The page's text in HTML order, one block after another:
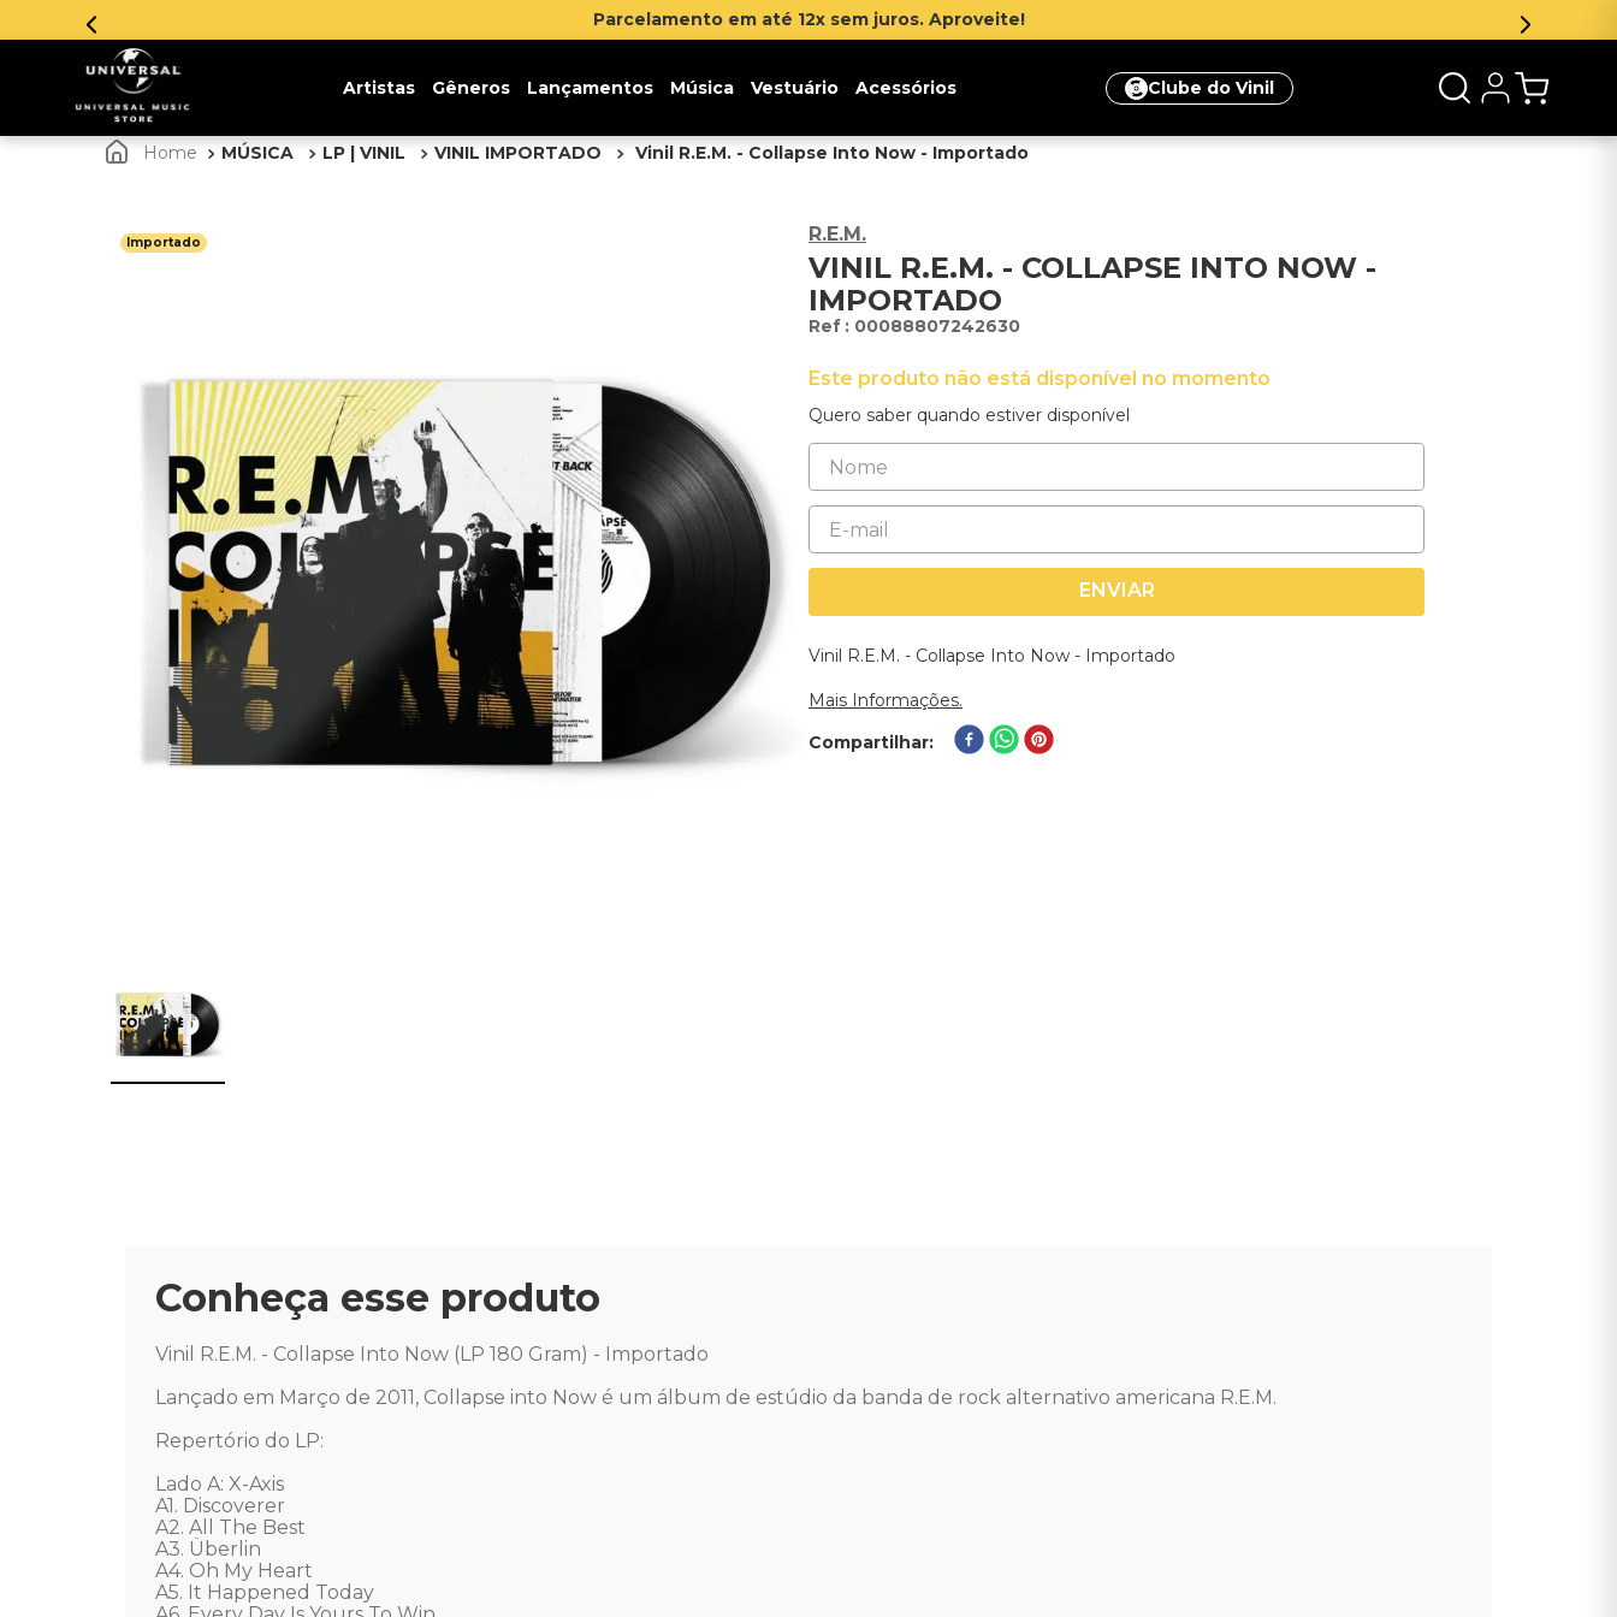
Parcelamento em até 12x sem juros. Aproveite!
Artistas Gêneros Lançamentos Música Vestuário Acessórios Clube do Vinil
MÚSICA LP | VINIL VINIL IMPORTADO Vinil R.E.M. - Collapse Into Now - Importado
Importado R.E.M.
VINIL R.E.M. - COLLAPSE INTO NOW -
IMPORTADO
: 00088807242630
Este produto não está disponível no momento
Quero saber quando estiver disponível
ENVIAR
Vinil R.E.M. - Collapse Into Now - Importado
Mais Informações.
Compartilhar
Conheça esse produto
Vinil R.E.M. - Collapse Into Now (LP 180 Gram) - Importado
Lançado em Março de 2011, Collapse into Now é um álbum de estúdio da banda de rock alternativo americana R.E.M.
Repertório do LP:
Lado A: X-Axis
A1. Discoverer
A2. All The Best
A3. Überlin
A4. Oh My Heart
A5. It Happened Today